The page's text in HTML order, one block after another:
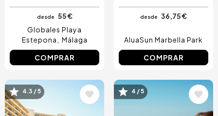
desde
55 €
Globales Playa
Estepona
Málaga
COMPRAR
desde 36,75 €
AluaSun Marbella Park
COMPRAR
Image
4.3 / 5 Image
4 / 5